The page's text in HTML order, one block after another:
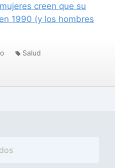
creen que su
1990 (y los hombres
Salud